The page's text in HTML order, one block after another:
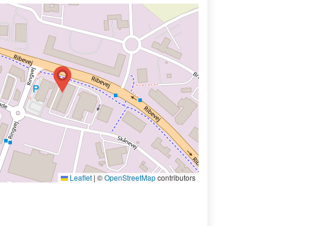
Leaflet | ©OpenStreetMapcontributors